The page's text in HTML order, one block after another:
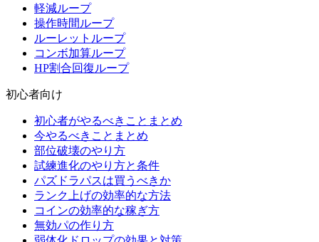
軽減ループ
操作時間ループ
ルーレットループ
コンボ加算ループ
HP割合回復ループ
初心者向け
初心者がやるべきことまとめ
今やるべきことまとめ
部位破壊のやり方
試練進化のやり方と条件
パズドラパスは買うべきか
ランク上げの効率的な方法
コインの効率的な稼ぎ方
無効パの作り方